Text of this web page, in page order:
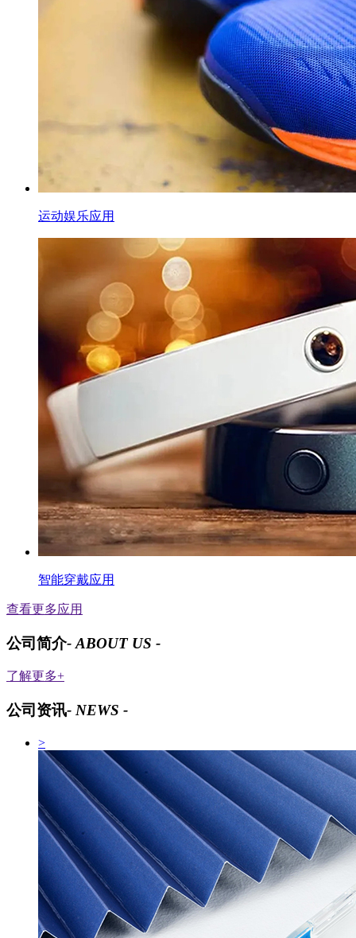
运动娱乐应用
智能穿戴应用
查看更多应用
公司简介- ABOUT US -
了解更多+
公司资讯- NEWS -
>